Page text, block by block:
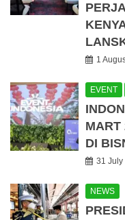
1
EVENT
MART
DI
31 July
NEWS